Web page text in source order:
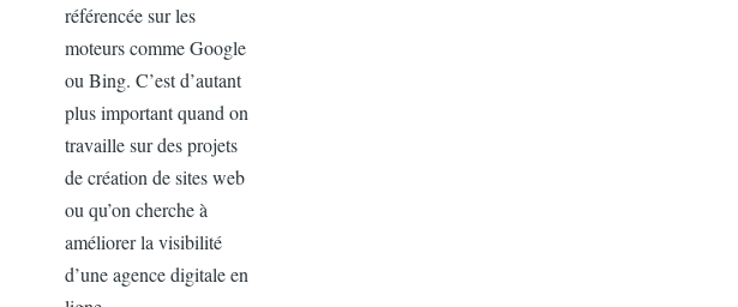
référencée sur les
moteurs comme Google
ou Bing. C’est d’autant
plus important quand on
travaille sur des projets
de création de sites web
ou qu’on cherche à
améliorer la visibilité
d’une agence digitale en